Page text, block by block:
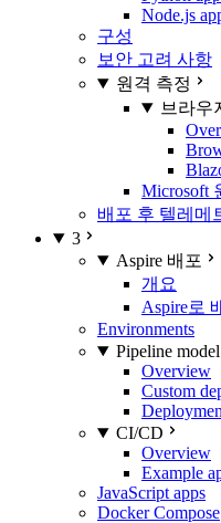
Node.js
구성
보안 고려 사항
원격 측정
브라우
Microsoft
배포 후 텔레메
3
Aspire 배포
개요
Aspire로
Environments
Pipeline model
Overview
Custom
CI/CD
Overview
Example
JavaScript apps
Docker Compose